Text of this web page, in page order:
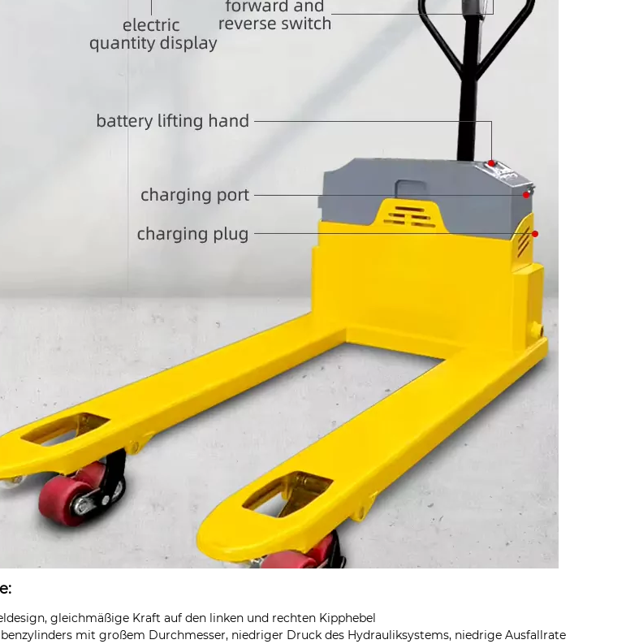
gleichmäßige Kraft auf den linken und rechten Kipphebel
mit großem Durchmesser, niedriger Druck des Hydrauliksystems, niedrige Ausfallrate